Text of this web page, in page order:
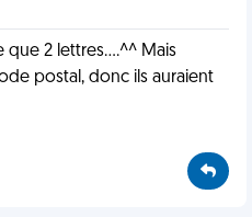
que 2 lettres....^^ Mais
postal, donc ils auraient